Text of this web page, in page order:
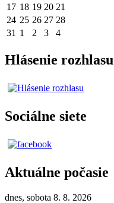
17 18 19 20 21
24 25 26 27 28
31 1 2 3 4
Hlásenie rozhlasu
Sociálne siete
Aktuálne počasie
dnes, sobota 8. 8. 2026